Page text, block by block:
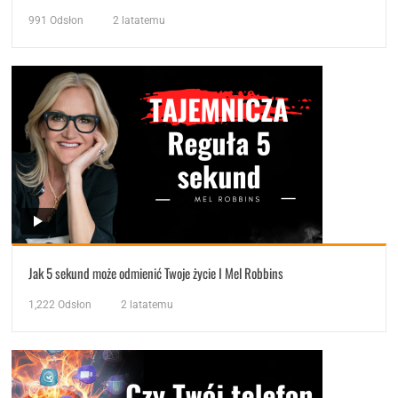
991 Odsłon 2 latatemu
Jak 5 sekund może odmienić Twoje życie I Mel Robbins
1,222 Odsłon 2 latatemu